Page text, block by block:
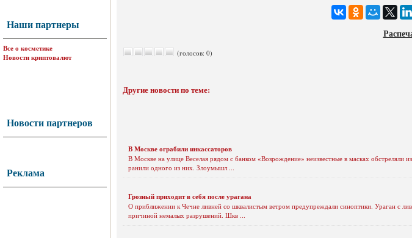
Наши партнеры
Все о косметике
Новости криптовалют
Новости партнеров
Реклама
(голосов: 0)
Другие новости по теме:
В Москве ограбили инкассаторов
В Москве на улице Веселая рядом с банком «Возрождение» неизвестные в масках обстреляли
ранили одного из них. Злоумышл ...
Грозный приходит в себя после урагана
О приближении к Чечне ливней со шквалистым ветром предупреждали синоптики. Ураган с
причиной немалых разрушений. Шкв ...